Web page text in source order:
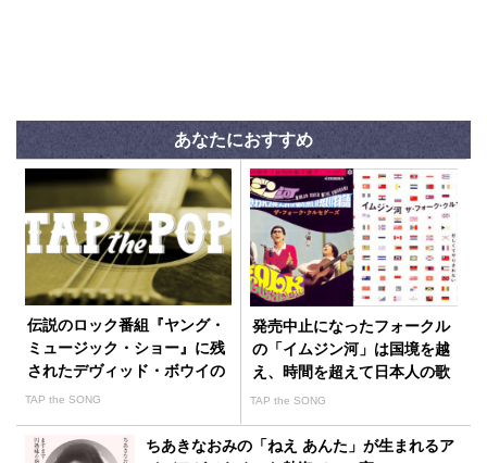
あなたにおすすめ
伝説のロック番組『ヤング・
ミュージック・ショー』に残
されたデヴィッド・ボウイの
「ヒーローズ」
TAP the SONG
発売中止になったフォークル
の「イムジン河」は国境を越
え、時間を超えて日本人の歌
になった
TAP the SONG
ちあきなおみの「ねえ あんた」が生まれるア